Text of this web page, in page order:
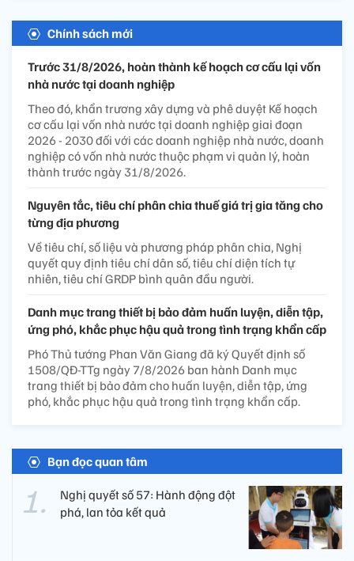
Chính sách mới
Trước 31/8/2026, hoàn thành kế hoạch cơ cấu lại vốn
nhà nước tại doanh nghiệp
Theo đó, khẩn trương xây dựng và phê duyệt Kế hoạch
cơ cấu lại vốn nhà nước tại doanh nghiệp giai đoạn
2026 - 2030 đối với các doanh nghiệp nhà nước, doanh
nghiệp có vốn nhà nước thuộc phạm vi quản lý, hoàn
thành trước ngày 31/8/2026.
Nguyên tắc, tiêu chí phân chia thuế giá trị gia tăng cho
từng địa phương
Về tiêu chí, số liệu và phương pháp phân chia, Nghị
quyết quy định tiêu chí dân số, tiêu chí diện tích tự
nhiên, tiêu chí GRDP bình quân đầu người.
Danh mục trang thiết bị bảo đảm huấn luyện, diễn tập,
ứng phó, khắc phục hậu quả trong tình trạng khẩn cấp
Phó Thủ tướng Phan Văn Giang đã ký Quyết định số
1508/QĐ-TTg ngày 7/8/2026 ban hành Danh mục
trang thiết bị bảo đảm cho huấn luyện, diễn tập, ứng
phó, khắc phục hậu quả trong tình trạng khẩn cấp.
Bạn đọc quan tâm
Nghị quyết số 57: Hành động đột
phá, lan tỏa kết quả